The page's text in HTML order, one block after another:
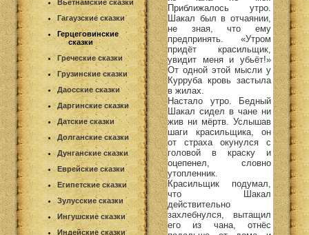
Вьетнамские сказки
Гагаузские сказки
Герцеговинские
сказки
Греческие сказки
Грузинские сказки
Даосские сказки
Даргинские сказки
Датские сказки
Долганские сказки
Дунганские сказки
Еврейские сказки
Египетские сказки
Зулусские сказки
Ингушские сказки
Индейские сказки
Приближалось утро.
Шакал был в отчаянии,
не зная, что ему
предпринять. «Утром
придёт красильщик,
увидит меня и убьёт!»
От одной этой мысли у
Курруба кровь застыла
в жилах.
Настало утро. Бедный
Шакал сидел в чане ни
жив ни мёртв. Услышав
шаги красильщика, он
от страха окунулся с
головой в краску и
оцепенел, словно
утопленник.
Красильщик подумал,
что Шакал
действительно
захлебнулся, вытащил
его из чана, отнёс